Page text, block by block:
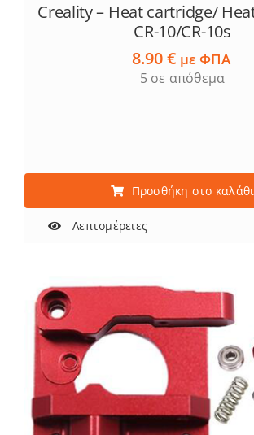
Creality – Heat cartridge/
CR-10/CR-10s
8.90€ με ΦΠΑ
5 σε απόθεμα
Προσθήκη στο καλάθι
Λεπτομέρειες